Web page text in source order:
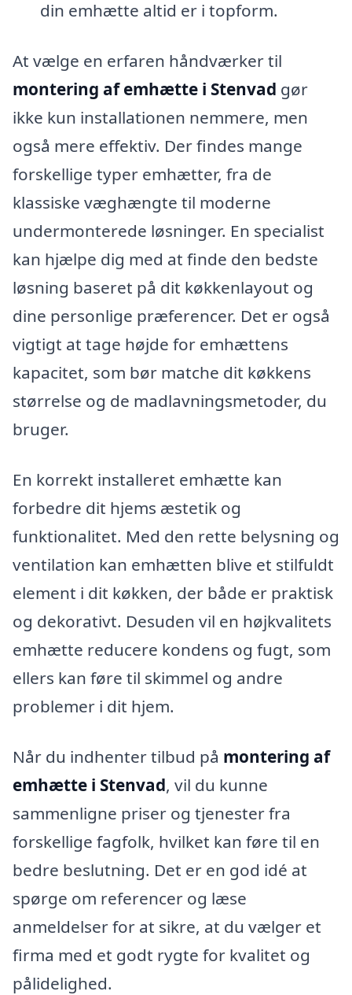
din emhætte altid er i topform.
At vælge en erfaren håndværker til
montering af emhætte i Stenvad gør
ikke kun installationen nemmere, men
også mere effektiv. Der findes mange
forskellige typer emhætter, fra de
klassiske væghængte til moderne
undermonterede løsninger. En specialist
kan hjælpe dig med at finde den bedste
løsning baseret på dit køkkenlayout og
dine personlige præferencer. Det er også
vigtigt at tage højde for emhættens
kapacitet, som bør matche dit køkkens
størrelse og de madlavningsmetoder, du
bruger.
En korrekt installeret emhætte kan
forbedre dit hjems æstetik og
funktionalitet. Med den rette belysning og
ventilation kan emhætten blive et stilfuldt
element i dit køkken, der både er praktisk
og dekorativt. Desuden vil en højkvalitets
emhætte reducere kondens og fugt, som
ellers kan føre til skimmel og andre
problemer i dit hjem.
Når du indhenter tilbud på montering af
emhætte i Stenvad, vil du kunne
sammenligne priser og tjenester fra
forskellige fagfolk, hvilket kan føre til en
bedre beslutning. Det er en god idé at
spørge om referencer og læse
anmeldelser for at sikre, at du vælger et
firma med et godt rygte for kvalitet og
pålidelighed.